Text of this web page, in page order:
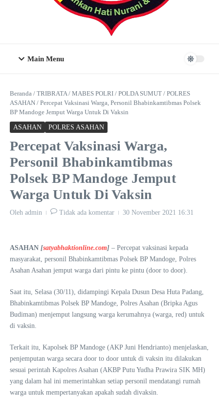
Main Menu
Beranda / TRIBRATA/ MABES POLRI / POLDA SUMUT / POLRES
ASAHAN / Percepat Vaksinasi Warga, Personil Bhabinkamtibmas Polsek
BP Mandoge Jemput Warga Untuk Di Vaksin
ASAHAN POLRES ASAHAN
Percepat Vaksinasi Warga,
Personil Bhabinkamtibmas
Polsek BP Mandoge Jemput
Warga Untuk Di Vaksin
Oleh admin Tidak ada komentar 30 November 2021 16:31
ASAHAN [satyabhaktionline.com] – Percepat vaksinasi kepada
masyarakat, personil Bhabinkamtibmas Polsek BP Mandoge, Polres
Asahan Asahan jemput warga dari pintu ke pintu (door to door).
Saat itu, Selasa (30/11), didampingi Kepala Dusun Desa Huta Padang,
Bhabinkamtibmas Polsek BP Mandoge, Polres Asahan (Bripka Agus
Budiman) menjemput langsung warga kerumahnya (warga, red) untuk
di vaksin.
Terkait itu, Kapolsek BP Mandoge (AKP Juni Hendrianto) menjelaskan,
penjemputan warga secara door to door untuk di vaksin itu dilakukan
sesuai perintah Kapolres Asahan (AKBP Putu Yudha Prawira SIK MH)
yang dalam hal ini memerintahkan setiap personil mendatangi rumah
warga untuk mempertanyakan apakah sudah divaksin.